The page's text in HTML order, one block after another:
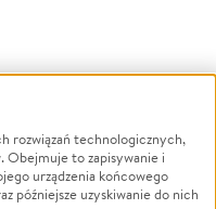
Powódź
Wichura
NGO
rozwiązań technologicznych,
Obejmuje to zapisywanie i
urządzenia końcowego
późniejsze uzyskiwanie do nich